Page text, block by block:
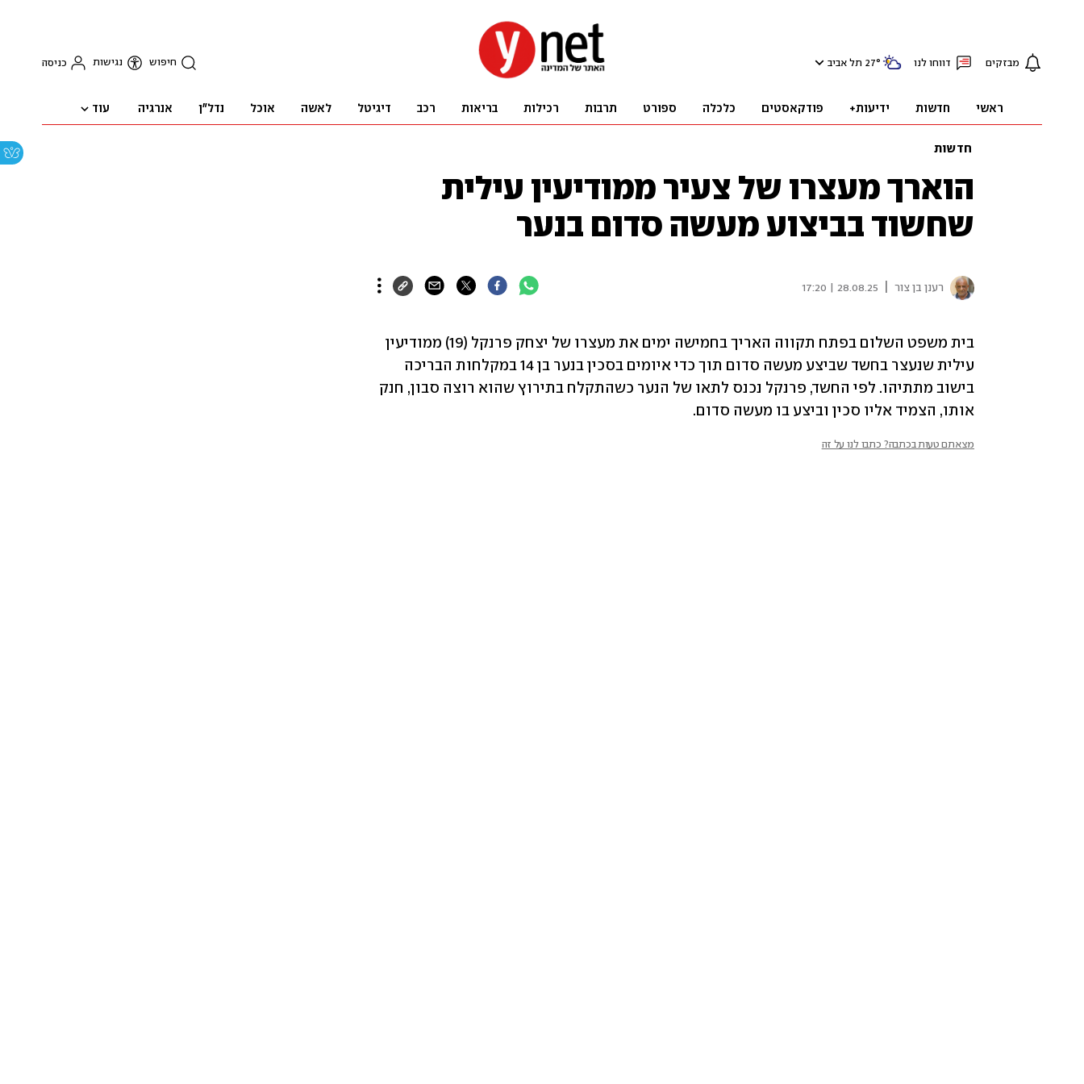
מבזקים דווחו לנו 27° תל אביב חיפוש נגישות כניסה
ראשי חדשות ידיעות+ פודקאסטים כלכלה ספורט תרבות רכילות בריאות רכב דיגיטל לאשה אוכל נדל"ן אנרגיה עוד
חדשות
הוארך מעצרו של צעיר ממודיעין עילית
שחשוד בביצוע מעשה סדום בנער
רענן בן צור 28.08.25 | 17:20
אותו, הצמיד אליו סכין וביצע בו מעשה סדום.
מצאתם טעות בכתבה? כתבו לנו על זה